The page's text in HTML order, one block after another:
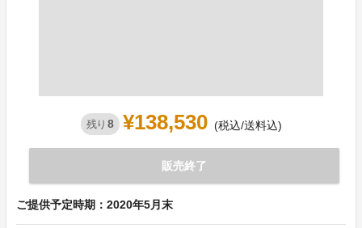
残り 8 ¥138,530 (税込/送料込)
販売終了
ご提供予定時期：2020年5月末